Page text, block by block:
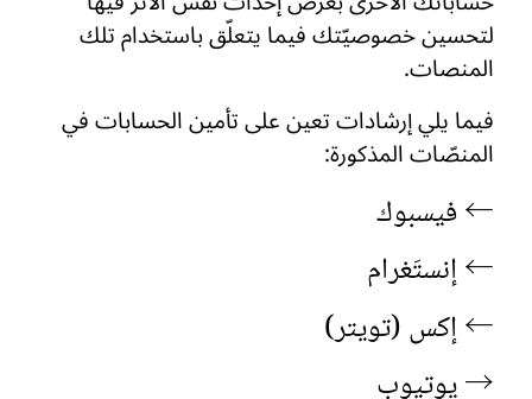
لتحسين خصوصيّتك فيما يتعلّق باستخدام تلك
المنصات.
فيما يلي إرشادات تعين على تأمين الحسابات في
المنصّات المذكورة:
← فيسبوك
← إنستَغرام
← إكس (تويتر)
→ يوتيوب